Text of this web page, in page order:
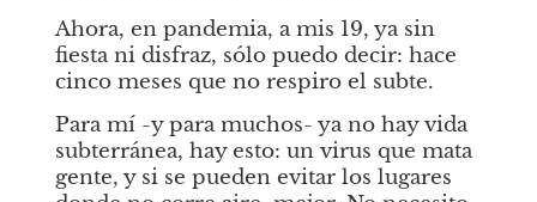
Ahora, en pandemia, a mis 19, ya sin
fiesta ni disfraz, sólo puedo decir: hace
cinco meses que no respiro el subte.
Para mí -y para muchos- ya no hay vida
subterránea, hay esto: un virus que mata
gente, y si se pueden evitar los lugares